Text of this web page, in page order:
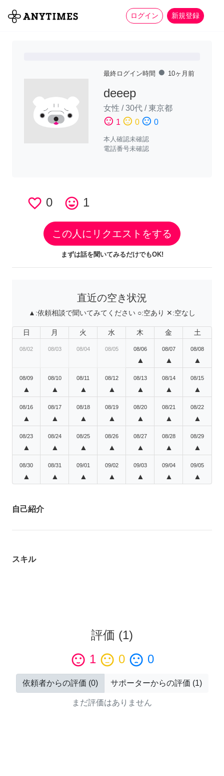
ログイン 新規登録
全て 家事 more_horiz
最終ログイン時間 fiber_manual_record 10ヶ月前
deeep
女性 /30代 /東京都
sentiment_satisfied 1 sentiment_neutral 0 sentiment_dissatisfied 0
本人確認未確認
電話番号未確認
favorite_border 0 tag_faces 1
この人にリクエストをする
まずは話を聞いてみるだけでもOK!
直近の空き状況
▲:依頼相談で聞いてみてください ○:空あり ✕:空なし
日 月 火 水 木 金 土
08/02 08/03 08/04 08/05 08/06
▲
08/07
▲
08/08
▲
08/09
▲
08/10
▲
08/11
▲
08/12
▲
08/13
▲
08/14
▲
08/15
▲
08/16
▲
08/17
▲
08/18
▲
08/19
▲
08/20
▲
08/21
▲
08/22
▲
08/23
▲
08/24
▲
08/25
▲
08/26
▲
08/27
▲
08/28
▲
08/29
▲
08/30
▲
08/31
▲
09/01
▲
09/02
▲
09/03
▲
09/04
▲
09/05
▲
自己紹介
スキル
評価 (1)
sentiment_satisfied 1 sentiment_neutral 0 sentiment_dissatisfied 0
依頼者からの評価 (0) サポーターからの評価 (1)
まだ評価はありません